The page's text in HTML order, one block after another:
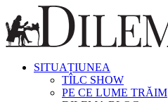
SITUAȚIUNEA
TÎLC SHOW
PE CE LUME TRĂIM